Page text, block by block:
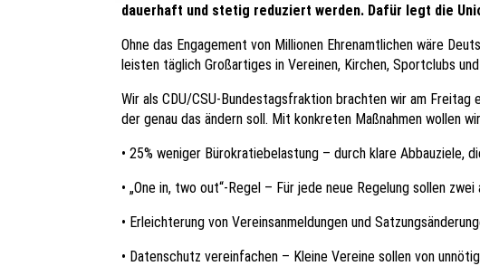
dauerhaft und stetig reduziert werden. Dafür legt die
Ohne das Engagement von Millionen Ehrenamtlichen wäre
leisten täglich Großartiges in Vereinen, Kirchen, Sportclubs
Wir als CDU/CSU-Bundestagsfraktion brachten wir am
der genau das ändern soll. Mit konkreten Maßnahmen wollen
• 25% weniger Bürokratiebelastung – durch klare Abbauziele,
• „One in, two out“-Regel – Für jede neue Regelung sollen
• Erleichterung von Vereinsanmeldungen und
• Datenschutz vereinfachen – Kleine Vereine sollen von